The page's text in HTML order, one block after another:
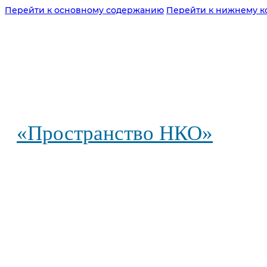
Перейти к основному содержанию Перейти к нижнему
«Пространство НКО»